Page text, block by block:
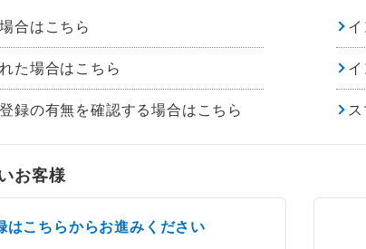
合はこちら
た場合はこちら
録の有無を確認する場合はこちら
お客様
はこちらからお進みください